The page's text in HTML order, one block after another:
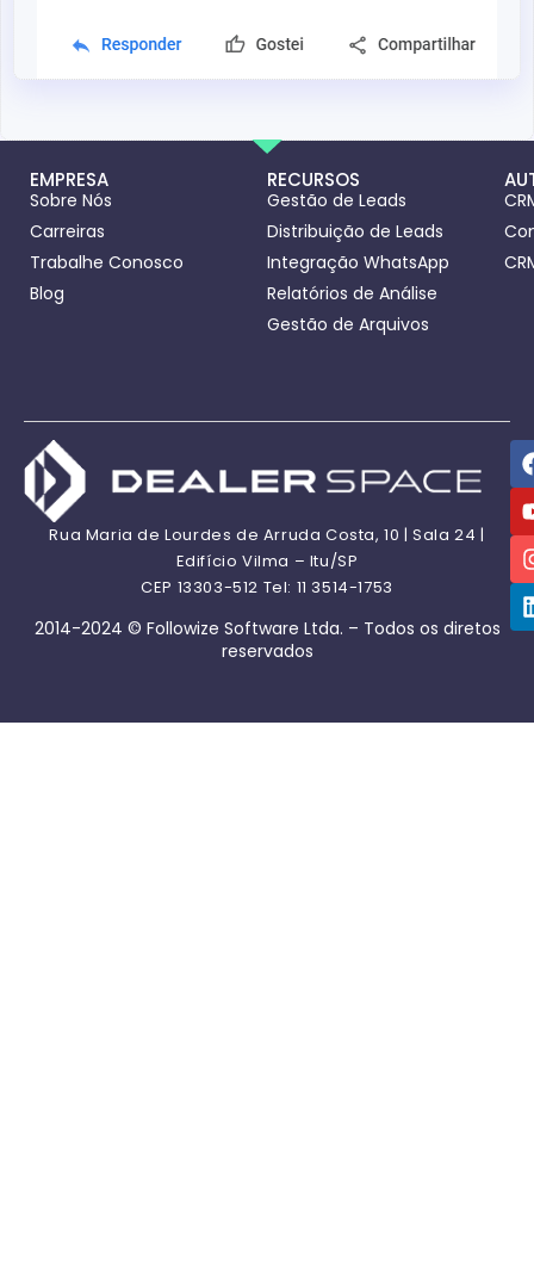
EMPRESA
Sobre Nós
Carreiras
Trabalhe Conosco
Blog
RECURSOS
Gestão de Leads
Distribuição de Leads
Integração WhatsApp
Relatórios de Análise
Gestão de Arquivos
Rua Maria de Lourdes de Arruda Costa, 10 | Sala 24 |
Edifício Vilma – Itu/SP
CEP 13303-512 Tel: 11 3514-1753
2014-2024 © Followize Software Ltda. – Todos os diretos
reservados